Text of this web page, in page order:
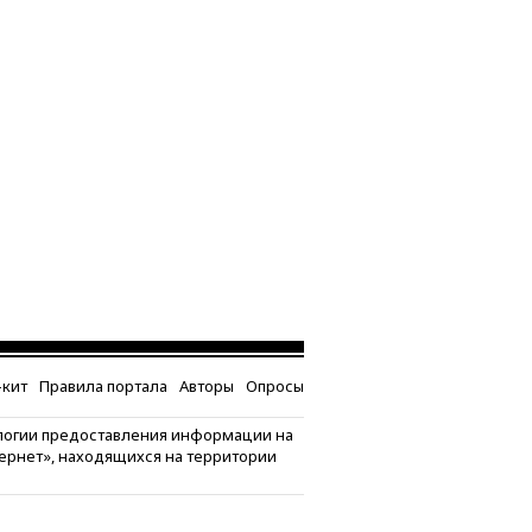
Правила портала Авторы Опросы
предоставления информации на
находящихся на территории